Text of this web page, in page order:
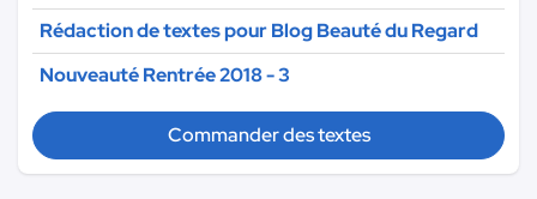
Rédaction de textes pour Blog Beauté du Regard
Nouveauté Rentrée 2018 - 3
Commander des textes